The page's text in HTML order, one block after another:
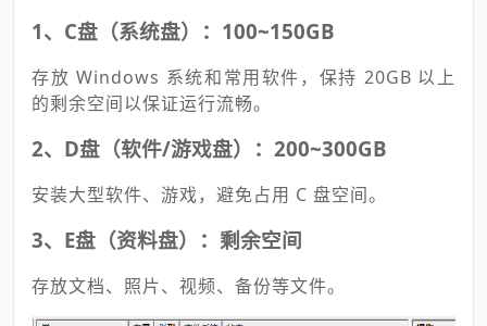
1、C盘（系统盘）：100~150GB
存放 Windows 系统和常用软件，保持 20GB 以上
的剩余空间以保证运行流畅。
2、D盘（软件/游戏盘）：200~300GB
安装大型软件、游戏，避免占用 C 盘空间。
3、E盘（资料盘）：剩余空间
存放文档、照片、视频、备份等文件。